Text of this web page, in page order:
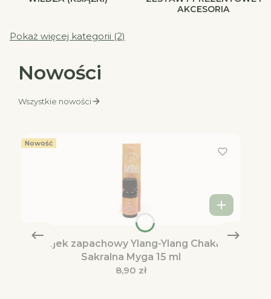
AKCESORIA
Pokaż więcej kategorii (2)
Nowości
Wszystkie nowości
Nowość
Olejek zapachowy Ylang-Ylang Chakra
Sakralna Myga 15 ml
Cena
8,90 zł